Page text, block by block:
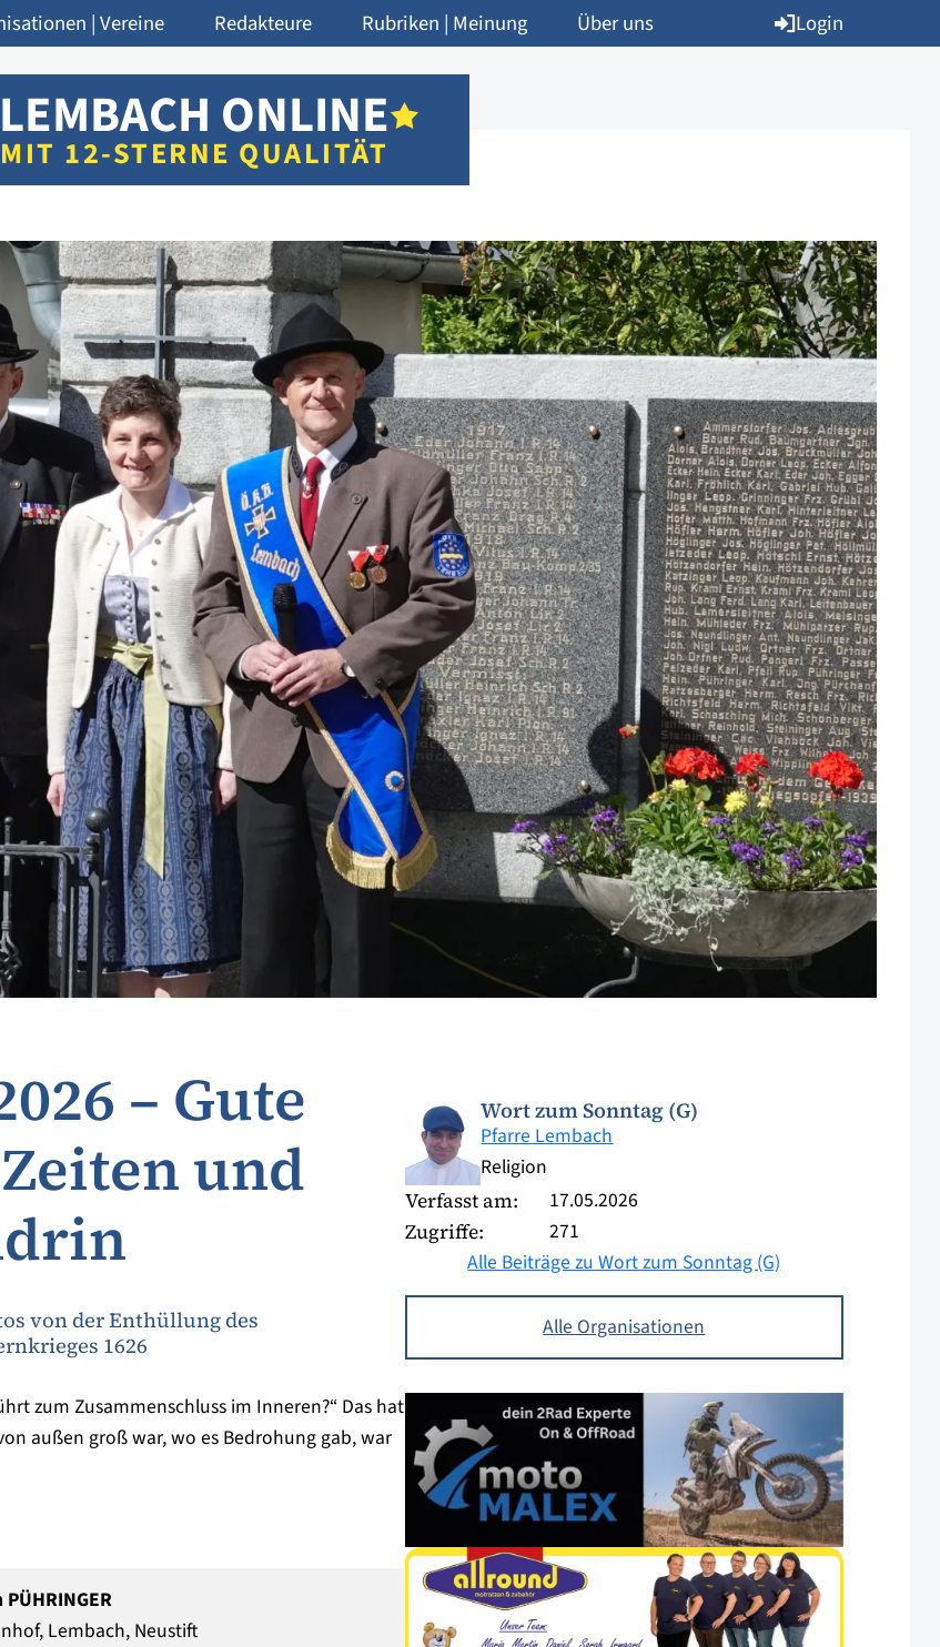
| Vereine Redakteure Rubriken | Meinung Über uns Login
LEMBACH ONLINE
MIT 12-STERNE QUALITÄT
– Gute
und
von der Enthüllung des
1626
zum Zusammenschluss im Inneren?“ Das hat
außen groß war, wo es Bedrohung gab, war
Lembach, Neustift
Wort zum Sonntag (G)
Pfarre Lembach
Religion
Verfasst am: 17.05.2026
Zugriffe:
271
Alle Beiträge zu Wort zum Sonntag (G)
Alle Organisationen